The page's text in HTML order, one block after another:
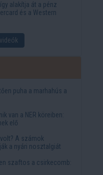
alakítja át a pénz
és a Western
puha a marhahús a
van a NER köreiben:
elő
A számok
a nyári nosztalgiát
szaftos a csirkecomb: